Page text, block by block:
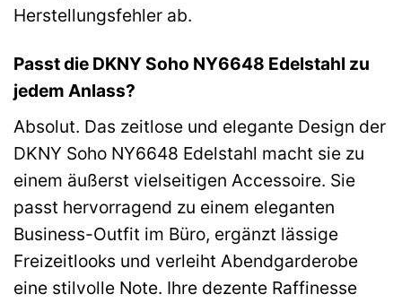
Herstellungsfehler ab.
Passt die DKNY Soho NY6648 Edelstahl zu
jedem Anlass?
Absolut. Das zeitlose und elegante Design der
DKNY Soho NY6648 Edelstahl macht sie zu
einem äußerst vielseitigen Accessoire. Sie
passt hervorragend zu einem eleganten
Business-Outfit im Büro, ergänzt lässige
Freizeitlooks und verleiht Abendgarderobe
eine stilvolle Note. Ihre dezente Raffinesse